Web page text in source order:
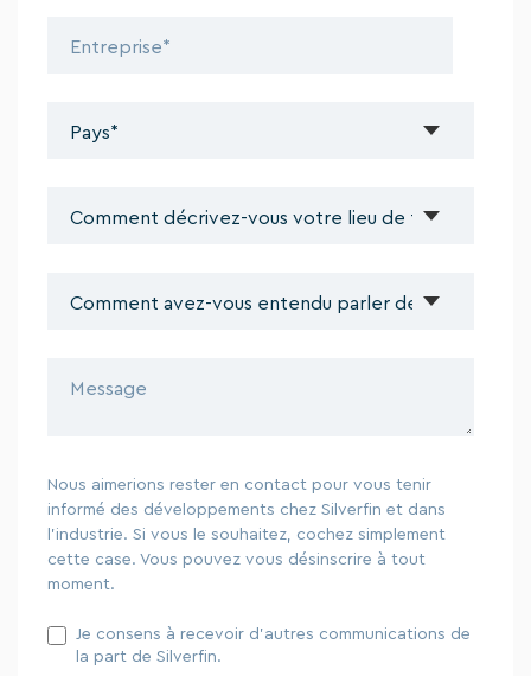
Nous aimerions rester en contact pour vous tenir
informé des développements chez Silverfin et dans
l'industrie. Si vous le souhaitez, cochez simplement
cette case. Vous pouvez vous désinscrire à tout
moment.
Je consens à recevoir d'autres communications de
la part de Silverfin.